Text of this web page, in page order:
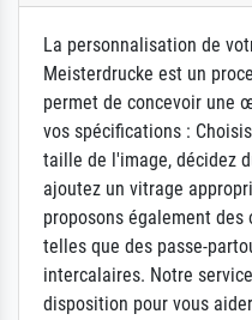
La personnalisation de
Meisterdrucke est un
permet de concevoir une
vos spécifications :
taille de l'image, décidez
ajoutez un vitrage
proposons également
telles que des passe-
intercalaires. Notre
disposition pour vous